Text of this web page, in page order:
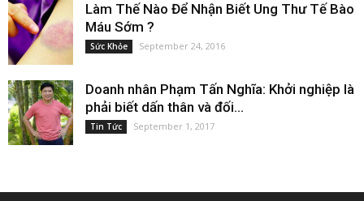
Làm Thế Nào Để Nhận Biết Ung Thư Tế Bào
Máu Sớm ?
Sức Khỏe September 24, 2016
Doanh nhân Phạm Tấn Nghĩa: Khởi nghiệp là
phải biết dấn thân và đối...
Tin Tức September 1, 2017